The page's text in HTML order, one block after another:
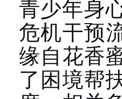
青少年身
危机干预
缘自花香
了困境帮